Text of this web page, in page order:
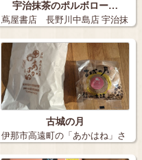
宇治抹茶のポルボロー…
蔦屋書店 長野川中島店 宇治抹
茶のポル…
古城の月
伊那市高遠町の「あかはね」さ
んで 古城…